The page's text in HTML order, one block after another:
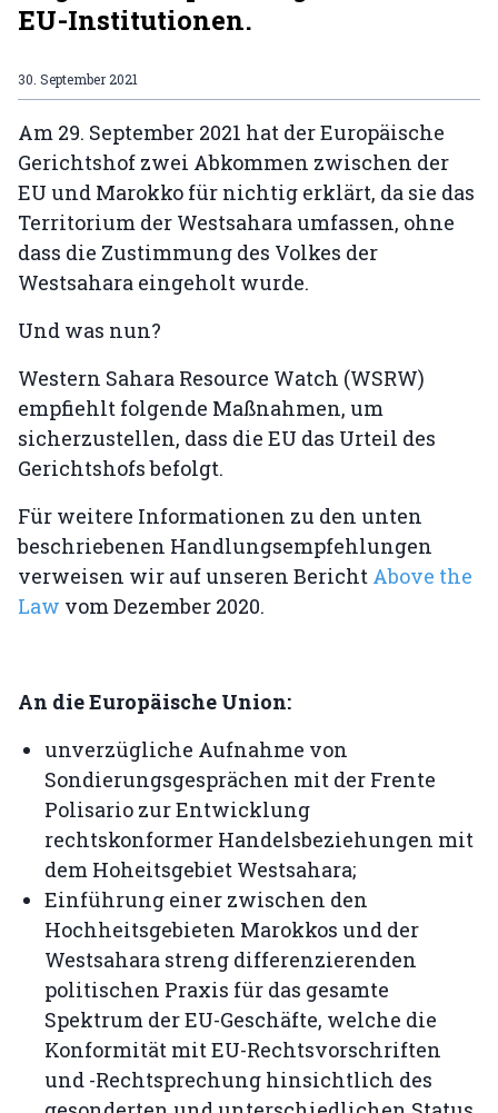
EU-Institutionen.
30. September 2021
Am 29. September 2021 hat der Europäische
Gerichtshof zwei Abkommen zwischen der
EU und Marokko für nichtig erklärt, da sie das
Territorium der Westsahara umfassen, ohne
dass die Zustimmung des Volkes der
Westsahara eingeholt wurde.
Und was nun?
Western Sahara Resource Watch (WSRW)
empfiehlt folgende Maßnahmen, um
sicherzustellen, dass die EU das Urteil des
Gerichtshofs befolgt.
Für weitere Informationen zu den unten
beschriebenen Handlungsempfehlungen
verweisen wir auf unseren Bericht Above the
Law vom Dezember 2020.
An die Europäische Union:
unverzügliche Aufnahme von
Sondierungsgesprächen mit der Frente
Polisario zur Entwicklung
rechtskonformer Handelsbeziehungen mit
dem Hoheitsgebiet Westsahara;
Einführung einer zwischen den
Hochheitsgebieten Marokkos und der
Westsahara streng differenzierenden
politischen Praxis für das gesamte
Spektrum der EU-Geschäfte, welche die
Konformität mit EU-Rechtsvorschriften
und -Rechtsprechung hinsichtlich des